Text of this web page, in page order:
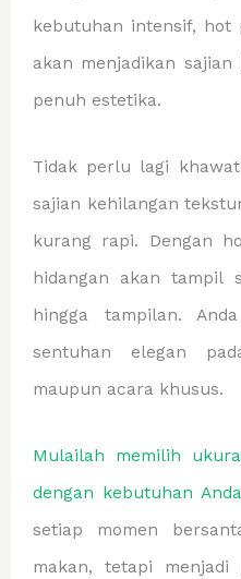
kebutuhan intensif, hot
akan menjadikan
penuh estetika.
Tidak perlu lagi
sajian kehilangan
kurang rapi. Dengan
hidangan akan tampil
hingga tampilan.
sentuhan elegan
maupun acara khusus.
Mulailah memilih
dengan kebutuhan
setiap momen
makan, tetapi menjadi